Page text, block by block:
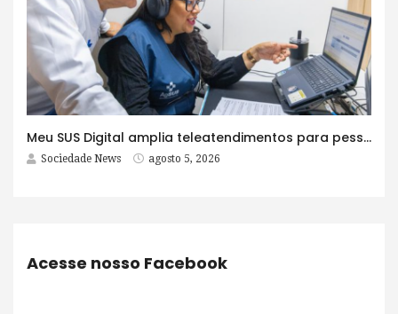
Meu SUS Digital amplia teleatendimentos para pessoas com problemas com jogos e apostas
Sociedade News agosto 5, 2026
Acesse nosso Facebook